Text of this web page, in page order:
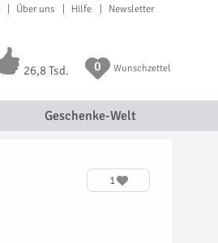
Über uns Hilfe Newsletter
26,8 Tsd. 0 Wunschzettel
Geschenke-Welt
1